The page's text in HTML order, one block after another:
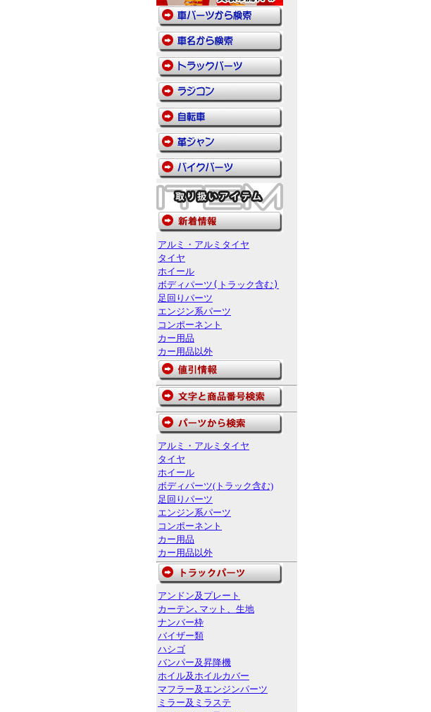
アルミ・アルミタイヤ
タイヤ
ホイール
ボディパーツ(トラック含む)
足回りパーツ
エンジン系パーツ
コンポーネント
カー用品
カー用品以外
アルミ・アルミタイヤ
タイヤ
ホイール
ボディパーツ(トラック含む)
足回りパーツ
エンジン系パーツ
コンポーネント
カー用品
カー用品以外
アンドン及プレート
カーテン､マット、生地
ナンバー枠
バイザー類
ハシゴ
バンパー及昇降機
ホイル及ホイルカバー
マフラー及エンジンパーツ
ミラー及ミラステ